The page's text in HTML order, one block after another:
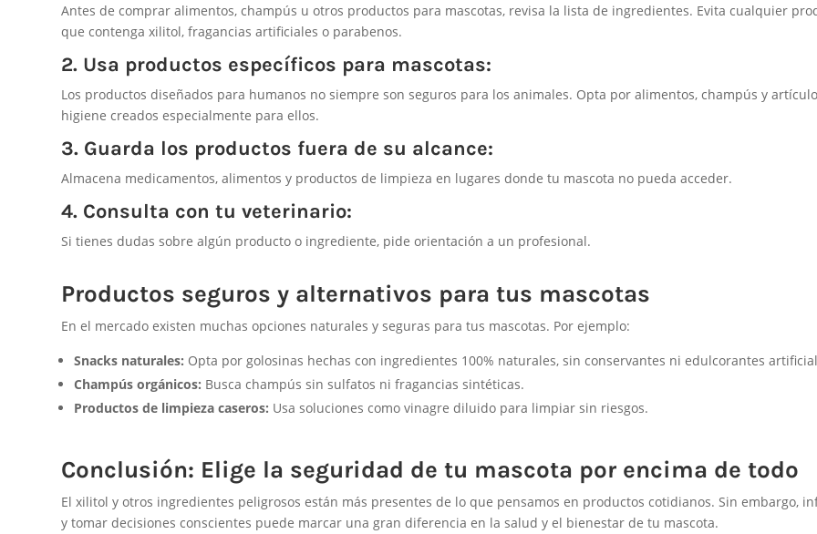
Antes de comprar alimentos, champús u otros productos para mascotas, revisa la lista de ingredientes. Evita cualquier
que contenga xilitol, fragancias artificiales o parabenos.
2. Usa productos específicos para mascotas:
Los productos diseñados para humanos no siempre son seguros para los animales. Opta por alimentos, champús y
higiene creados especialmente para ellos.
3. Guarda los productos fuera de su alcance:
Almacena medicamentos, alimentos y productos de limpieza en lugares donde tu mascota no pueda acceder.
4. Consulta con tu veterinario:
Si tienes dudas sobre algún producto o ingrediente, pide orientación a un profesional.
Productos seguros y alternativos para tus mascotas
En el mercado existen muchas opciones naturales y seguras para tus mascotas. Por ejemplo:
Snacks naturales: Opta por golosinas hechas con ingredientes 100% naturales, sin conservantes ni edulcorantes
Champús orgánicos: Busca champús sin sulfatos ni fragancias sintéticas.
Productos de limpieza caseros: Usa soluciones como vinagre diluido para limpiar sin riesgos.
Conclusión: Elige la seguridad de tu mascota por encima de todo
El xilitol y otros ingredientes peligrosos están más presentes de lo que pensamos en productos cotidianos. Sin embargo,
y tomar decisiones conscientes puede marcar una gran diferencia en la salud y el bienestar de tu mascota.